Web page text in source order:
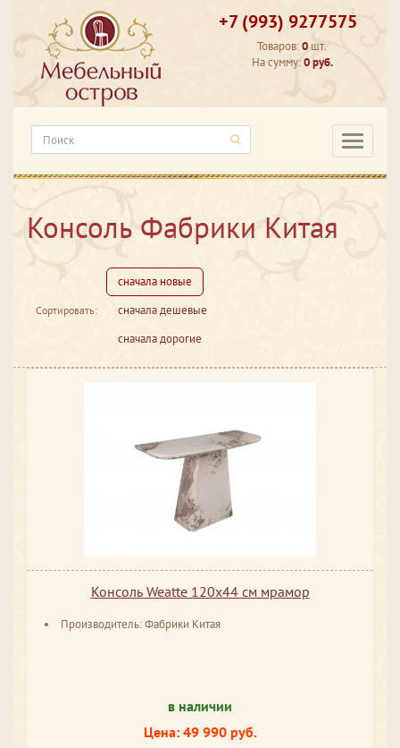
+7 (993) 9277575
Товаров:0 шт.
На сумму:0 руб.
Консоль Фабрики Китая
Сортировать:
сначала новые
сначала дешевые
сначала дорогие
Консоль Weatte 120х44 см мрамор
Производитель: Фабрики Китая
в наличии
Цена: 49 990 руб.